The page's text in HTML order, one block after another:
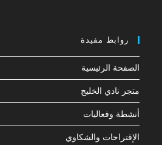
روابط مفيدة
الصفحة الرئيسية
متجر نادي الخليج
أنشطة وفعاليات
الإقتراحات والشكاوي